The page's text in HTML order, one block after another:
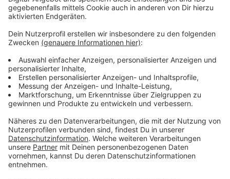
Du möchtest uns etwas sagen?
Studio Hotline
Kontaktformular
Sprachnachricht
Audiotitel - ANTENNE BAYERN Live
ANTENNE BAYERN
Live